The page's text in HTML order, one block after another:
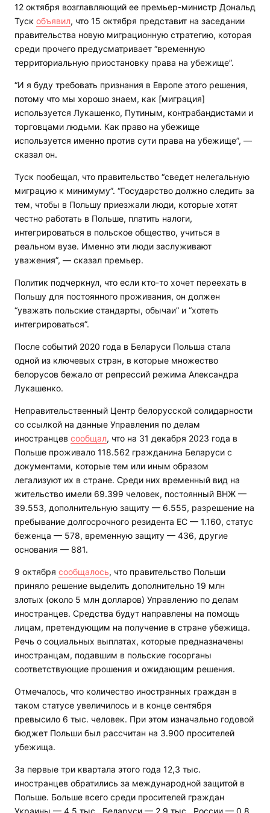
12 октября возглавляющий ее премьер-министр Дональд
Туск объявил, что 15 октября представит на заседании
правительства новую миграционную стратегию, которая
среди прочего предусматривает “временную
территориальную приостановку права на убежище”.
“И я буду требовать признания в Европе этого решения,
потому что мы хорошо знаем, как [миграция]
используется Лукашенко, Путиным, контрабандистами и
торговцами людьми. Как право на убежище
используется именно против сути права на убежище”, —
сказал он.
Туск пообещал, что правительство “сведет нелегальную
миграцию к минимуму”. “Государство должно следить за
тем, чтобы в Польшу приезжали люди, которые хотят
честно работать в Польше, платить налоги,
интегрироваться в польское общество, учиться в
реальном вузе. Именно эти люди заслуживают
уважения”, — сказал премьер.
Политик подчеркнул, что если кто-то хочет переехать в
Польшу для постоянного проживания, он должен
“уважать польские стандарты, обычаи” и “хотеть
интегрироваться”.
После событий 2020 года в Беларуси Польша стала
одной из ключевых стран, в которые множество
белорусов бежало от репрессий режима Александра
Лукашенко.
Неправительственный Центр белорусской солидарности
со ссылкой на данные Управления по делам
иностранцев сообщал, что на 31 декабря 2023 года в
Польше проживало 118.562 гражданина Беларуси с
документами, которые тем или иным образом
легализуют их в стране. Среди них временный вид на
жительство имели 69.399 человек, постоянный ВНЖ —
39.553, дополнительную защиту — 6.555, разрешение на
пребывание долгосрочного резидента ЕС — 1.160, статус
беженца — 578, временную защиту — 436, другие
основания — 881.
9 октября сообщалось, что правительство Польши
приняло решение выделить дополнительно 19 млн
злотых (около 5 млн долларов) Управлению по делам
иностранцев. Средства будут направлены на помощь
лицам, претендующим на получение в стране убежища.
Речь о социальных выплатах, которые предназначены
иностранцам, подавшим в польские госорганы
соответствующие прошения и ожидающим решения.
Отмечалось, что количество иностранных граждан в
таком статусе увеличилось и в конце сентября
превысило 6 тыс. человек. При этом изначально годовой
бюджет Польши был рассчитан на 3.900 просителей
убежища.
За первые три квартала этого года 12,3 тыс.
иностранцев обратились за международной защитой в
Польше. Больше всего среди просителей граждан
Украины — 4,5 тыс., Беларуси — 2,9 тыс., России — 0,8